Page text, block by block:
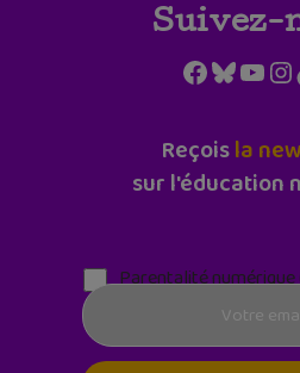
Suivez-
Facebook
Reçoisla
sur l'éducation
Parentalité numérique